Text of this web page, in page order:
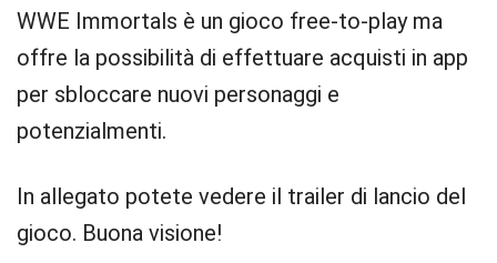
WWE Immortals è un gioco free-to-play ma
offre la possibilità di effettuare acquisti in app
per sbloccare nuovi personaggi e
potenzialmenti.
In allegato potete vedere il trailer di lancio del
gioco. Buona visione!